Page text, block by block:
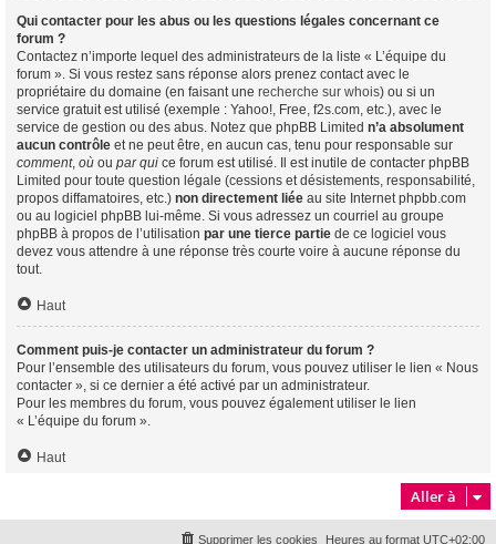
Qui contacter pour les abus ou les questions légales concernant ce
forum ?
Contactez n’importe lequel des administrateurs de la liste « L’équipe du
forum ». Si vous restez sans réponse alors prenez contact avec le
propriétaire du domaine (en faisant une recherche sur whois) ou si un
service gratuit est utilisé (exemple : Yahoo!, Free, f2s.com, etc.), avec le
service de gestion ou des abus. Notez que phpBB Limited n’a absolument
aucun contrôle et ne peut être, en aucun cas, tenu pour responsable sur
comment, où ou par qui ce forum est utilisé. Il est inutile de contacter phpBB
Limited pour toute question légale (cessions et désistements, responsabilité,
propos diffamatoires, etc.) non directement liée au site Internet phpbb.com
ou au logiciel phpBB lui-même. Si vous adressez un courriel au groupe
phpBB à propos de l’utilisation par une tierce partie de ce logiciel vous
devez vous attendre à une réponse très courte voire à aucune réponse du
tout.
Haut
Comment puis-je contacter un administrateur du forum ?
Pour l’ensemble des utilisateurs du forum, vous pouvez utiliser le lien « Nous
contacter », si ce dernier a été activé par un administrateur.
Pour les membres du forum, vous pouvez également utiliser le lien
« L’équipe du forum ».
Haut
Aller à
Heures au format UTC+02:00
Supprimer les cookies